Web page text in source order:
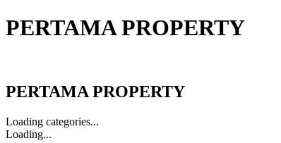
PERTAMA PROPERTY
PERTAMA PROPERTY
Loading categories...
Loading...